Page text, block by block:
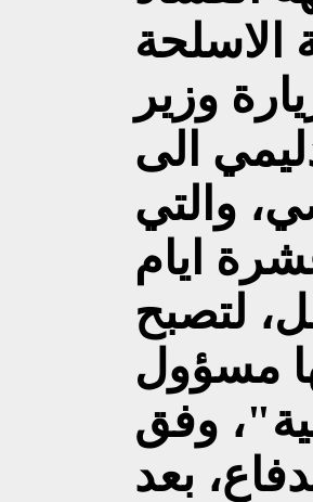
وزير
الى
والتي
ايام
لتصبح
مسؤول
وفق
بعد